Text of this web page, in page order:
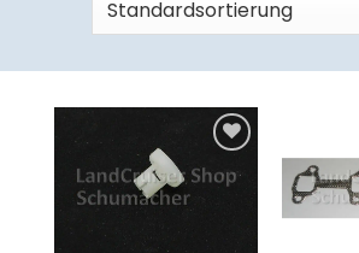
Zum
Merkzettel
hinzufügen